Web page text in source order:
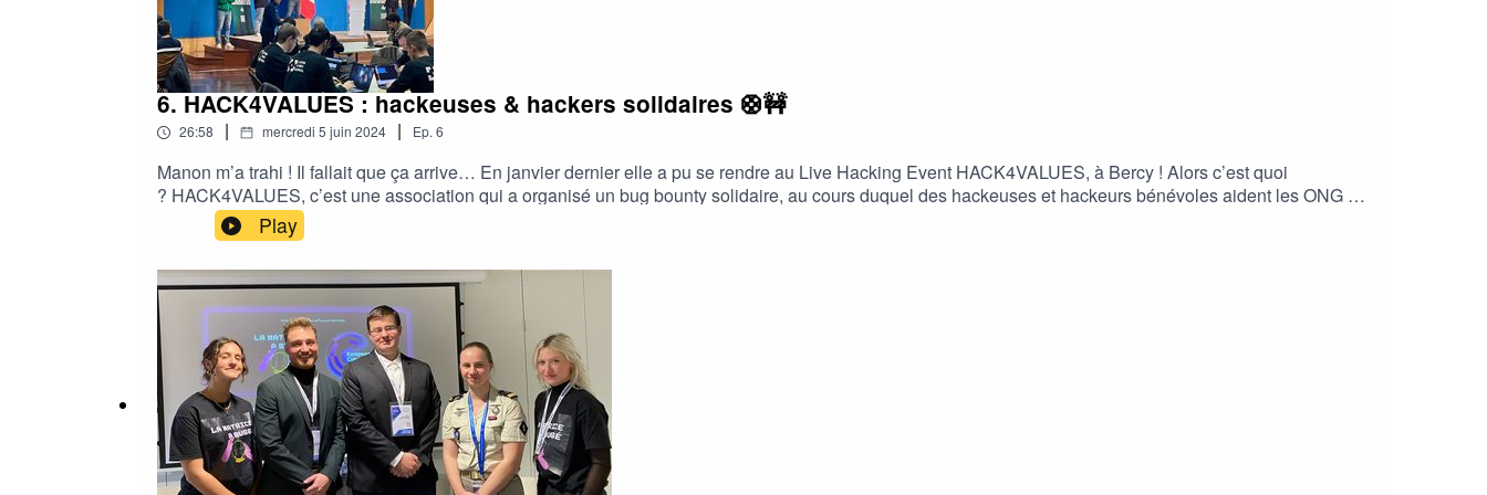
6. HACK4VALUES : hackeuses & hackers solidaires 🛟🚧
26:58 | mercredi 5 juin 2024 | Ep. 6
Manon m’a trahi ! Il fallait que ça arrive… En janvier dernier elle a pu se rendre au Live Hacking Event HACK4VALUES, à Bercy ! Alors c’est quoi
? HACK4VALUES, c’est une association qui a organisé un bug bounty solidaire, au cours duquel des hackeuses et hackeurs bénévoles aident les ONG à
identifier leurs vulnérabilités potentielles.Et oui ! 50% des ONG font l'objet d'au moins une attaque par an ! Les hackeuses et hackeurs éthiques ont donc
porté leur aide à 4 associations : Action contre la faim, Médecins Sans Frontières, Handicap International et SOS Méditerranée.Durant une journée, La
Matrice a Buggé a pu interroger des spécialistes du hacking, tous à la recherche de ces vulnérabilités, de ces “petites bébêtes” comme dit Ycam. C’est par
là !
Play